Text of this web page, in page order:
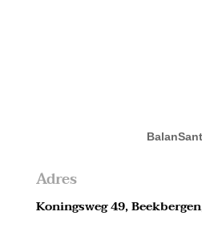
Adres
Koningsweg 49,